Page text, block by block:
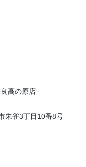
高の原店
朱雀3丁目10番8号